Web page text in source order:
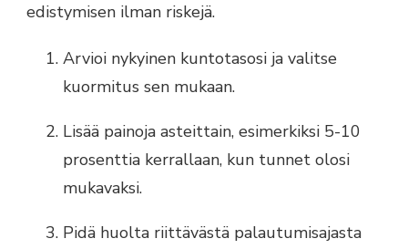
edistymisen ilman riskejä.
Arvioi nykyinen kuntotasosi ja valitse
kuormitus sen mukaan.
Lisää painoja asteittain, esimerkiksi 5-10
prosenttia kerrallaan, kun tunnet olosi
mukavaksi.
Pidä huolta riittävästä palautumisajasta